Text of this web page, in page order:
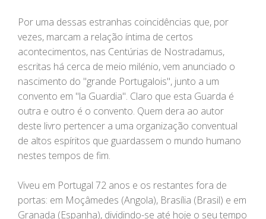
Por uma dessas estranhas coincidências que, por
vezes, marcam a relação íntima de certos
acontecimentos, nas Centúrias de Nostradamus,
escritas há cerca de meio milénio, vem anunciado o
nascimento do "grande Portugalois", junto a um
convento em "la Guardia". Claro que esta Guarda é
outra e outro é o convento. Quem dera ao autor
deste livro pertencer a uma organização conventual
de altos espíritos que guardassem o mundo humano
nestes tempos de fim.
Viveu em Portugal 72 anos e os restantes fora de
portas: em Moçâmedes (Angola), Brasília (Brasil) e em
Granada (Espanha), dividindo-se até hoje o seu tempo